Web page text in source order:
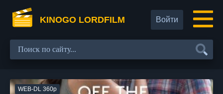
KINOGO LORDFILM Войти
WEB-DL 360p